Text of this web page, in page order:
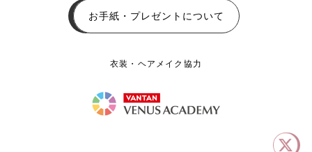
お手紙・プレゼントについて
衣装・ヘアメイク協力